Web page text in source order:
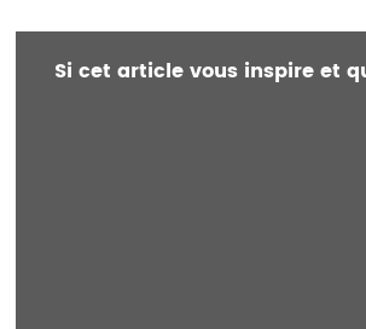
Si cet article vous inspire et